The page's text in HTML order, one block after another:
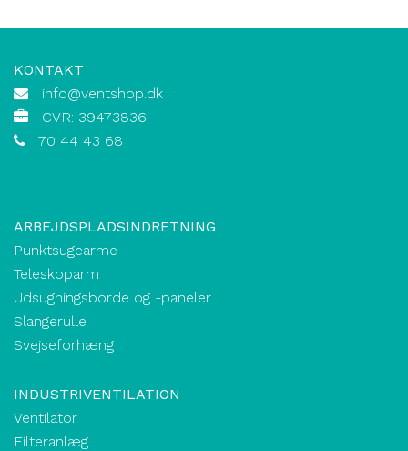
KONTAKT
info@ventshop.dk
CVR: 39473836
70 44 43 68
ARBEJDSPLADSINDRETNING
Punktsugearme
Teleskoparm
Udsugningsborde og -paneler
Slangerulle
Svejseforhæng
INDUSTRIVENTILATION
Ventilator
Filteranlæg